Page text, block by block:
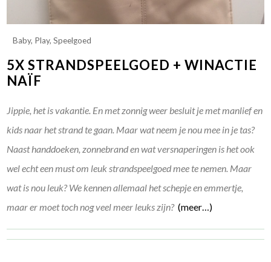
Baby, Play,Speelgoed
5X STRANDSPEELGOED + WINACTIE
NAÏF
Jippie, het is vakantie. En met zonnig weer besluit je met manlief en
kids naar het strand te gaan. Maar wat neem je nou mee in je tas?
Naast handdoeken, zonnebrand en wat versnaperingen is het ook
wel echt een must om leuk strandspeelgoed mee te nemen. Maar
wat is nou leuk? We kennen allemaal het schepje en emmertje,
maar er moet toch nog veel meer leuks zijn? (meer…)